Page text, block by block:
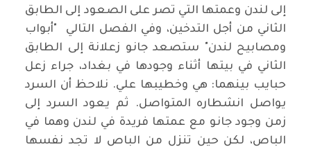
إلى لندن وعمتها التي تصر على الصعود إلى الطابق
الثاني من أجل التدخين، وفي الفصل التالي "أبواب
ومصابيح لندن" ستصعد جانو زعلانة إلى الطابق
الثاني في بيتها أثناء وجودها في بغداد، جراء زعل
حبايب بينهما: هي وخطيبها علي. نلاحظ أن السرد
يواصل انشطاره المتواصل. ثم يعود السرد إلى
زمن وجود جانو مع عمتها فريدة في لندن وهما في
الباص، لكن حين تنزل من الباص لا تجد نفسها